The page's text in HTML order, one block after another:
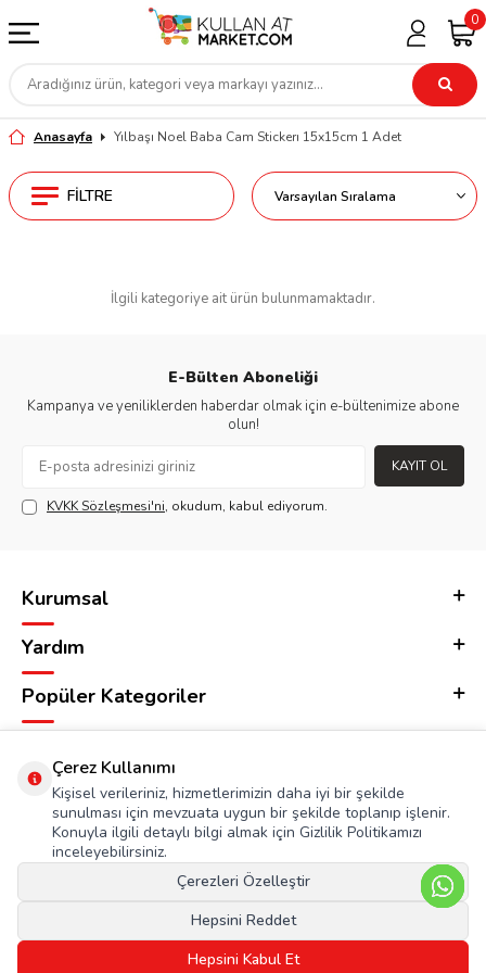
0
Anasayfa Yılbaşı Noel Baba Cam Stickerı 15x15cm 1 Adet
FILTRE
İlgili kategoriye ait ürün bulunmamaktadır.
E-Bülten Aboneliği
Kampanya ve yeniliklerden haberdar olmak için e-bültenimize abone
olun!
KAYIT OL
KVKK Sözleşmesi'ni, okudum, kabul ediyorum.
Kurumsal
Yardım
Popüler Kategoriler
Çerez Kullanımı
Kişisel verileriniz, hizmetlerimizin daha iyi bir şekilde
sunulması için mevzuata uygun bir şekilde toplanıp işlenir.
Konuyla ilgili detaylı bilgi almak için Gizlilik Politikamızı
inceleyebilirsiniz.
Çerezleri Özelleştir
Hepsini Reddet
Hepsini Kabul Et